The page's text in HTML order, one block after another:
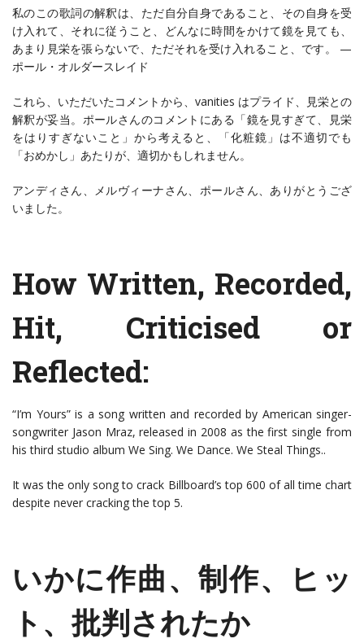
私のこの歌詞の解釈は、ただ自分自身であること、その自身を受
け入れて、それに従うこと、どんなに時間をかけて鏡を見ても、
あまり見栄を張らないで、ただそれを受け入れること、です。 —
ポール・オルダースレイド
これら、いただいたコメントから、vanities はプライド、見栄との
解釈が妥当。ポールさんのコメントにある「鏡を見すぎて、見栄
をはりすぎないこと」から考えると、「化粧鏡」は不適切でも
「おめかし」あたりが、適切かもしれません。
アンディさん、メルヴィーナさん、ポールさん、ありがとうござ
いました。
How Written, Recorded,
Hit, Criticised or
Reflected:
“I’m Yours” is a song written and recorded by American singer-
songwriter Jason Mraz, released in 2008 as the first single from
his third studio album We Sing. We Dance. We Steal Things..
It was the only song to crack Billboard’s top 600 of all time chart
despite never cracking the top 5.
いかに作曲、制作、ヒッ
ト、批判されたか